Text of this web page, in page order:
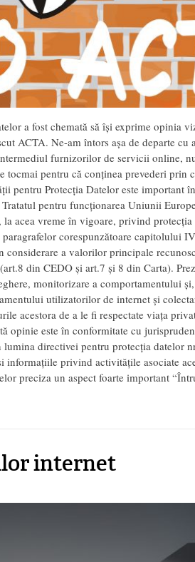
a fost chemată să își exprime opinia
ACTA. Ne-am întors așa de departe cu
furnizorilor de servicii online,
pentru că conținea prevederi prin
pentru Protecția Datelor este important
pentru funcționarea Uniunii
acea vreme în vigoare, privind protecția
corespunzătoare capitolului
considerare a valorilor principale
din CEDO și art.7 și 8 din Carta).
monitorizare a comportamentului
utilizatorilor de internet și
acestora de a le fi respectate viața
opinie este în conformitate cu
directivei pentru protecția datelor
informațiile privind activitățile asociate
preciza un aspect foarte important
internet